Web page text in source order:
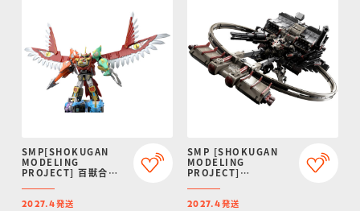
SMP[SHOKUGAN
MODELING
PROJECT] 百獣合体
2027年4月発送】
2027.4発送
SMP [SHOKUGAN
MODELING
PROJECT]
FIRES OF RUBICON
AAP07:
2027.4発送